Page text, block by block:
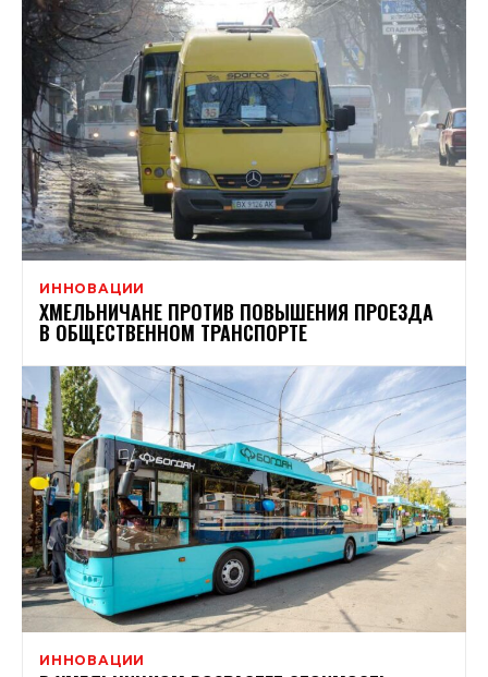
ИННОВАЦИИ
ХМЕЛЬНИЧАНЕ ПРОТИВ ПОВЫШЕНИЯ ПРОЕЗДА
В ОБЩЕСТВЕННОМ ТРАНСПОРТЕ
ИННОВАЦИИ